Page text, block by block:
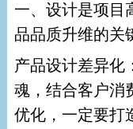
一、设计是项目
品品质升维的关
产品设计差异化
魂，结合客户消
优化，一定要打